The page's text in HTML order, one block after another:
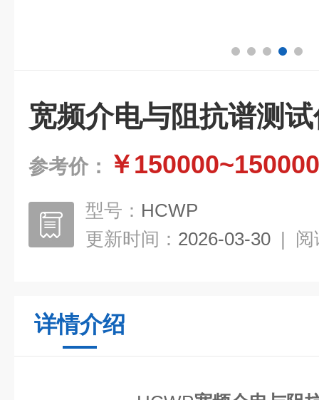
宽频介电与阻抗谱测
参考价： ￥150000~150000
型号： HCWP
更新时间： 2026-03-30 | 阅
详情介绍